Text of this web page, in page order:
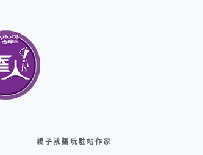
親子就醬玩駐站作家